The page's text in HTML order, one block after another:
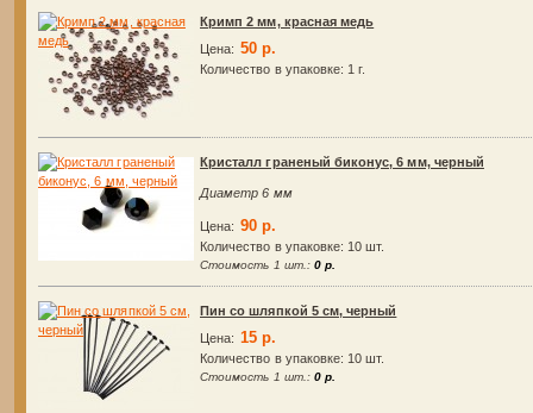
Кримп 2 мм, красная медь
Цена: 50 р.
Количество в упаковке: 1 г.
Кристалл граненый биконус, 6 мм, черный
Диаметр 6 мм
Цена: 90 р.
Количество в упаковке: 10 шт.
Стоимость 1 шт.: 0 р.
Пин со шляпкой 5 см, черный
Цена: 15 р.
Количество в упаковке: 10 шт.
Стоимость 1 шт.: 0 р.